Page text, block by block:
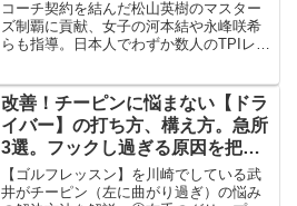
Matsuyama’s coach
コーチ契約を結んだ松山英樹のマスター
ズ制覇に貢献、女子の河本結や永峰咲希
らも指導。日本人でわずか数人のTPIレベ
クの対策」ゴルフレッスン「目澤秀憲の
ゴルフプラスワン...
改善！チーピンに悩まない【ドラ
イバー】の打ち方、構え方。急所
3選。フックし過ぎる原因を把握
して、真っ直ぐに近い球筋を獲得
するスイングのコツを伝授します
【ゴルフレッスン】を川崎でしている武
井がチーピン（左に曲がり過ぎ）の悩み